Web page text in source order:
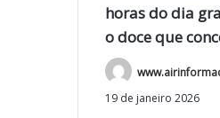
horas do dia
o doce que
19 de janeiro 2026